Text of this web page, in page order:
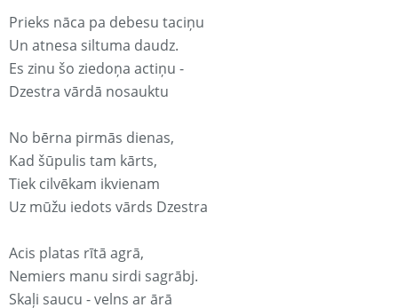
Prieks nāca pa debesu taciņu
Un atnesa siltuma daudz.
Es zinu šo ziedoņa actiņu -
Dzestra vārdā nosauktu
No bērna pirmās dienas,
Kad šūpulis tam kārts,
Tiek cilvēkam ikvienam
Uz mūžu iedots vārds Dzestra
Acis platas rītā agrā,
Nemiers manu sirdi sagrābj.
Skaļi saucu - velns ar ārā